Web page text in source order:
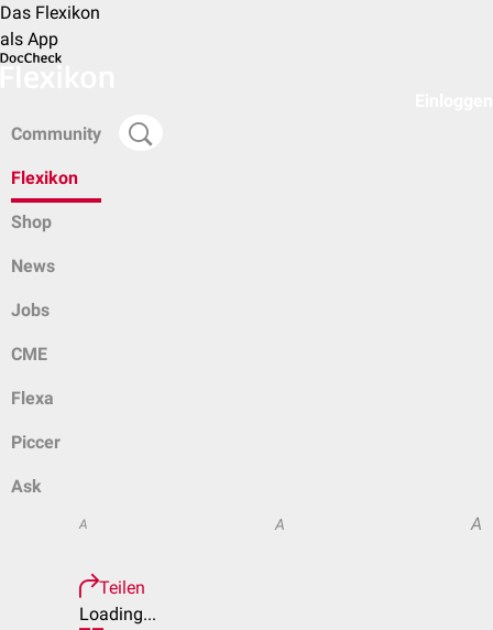
Das Flexikon
als App
Community
Flexikon
Shop
News
Jobs
CME
Flexa
Piccer
Ask
A A A
Teilen
Loading...